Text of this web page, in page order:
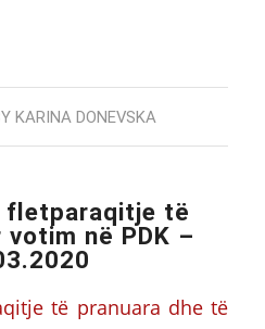
KARINA DONEVSKA
fletparaqitje të
votim në PDK –
të pranuara dhe të